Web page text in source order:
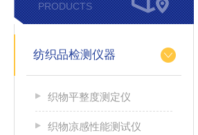
PRODUCTS
纺织品检测仪器
织物平整度测定仪
织物凉感性能测试仪